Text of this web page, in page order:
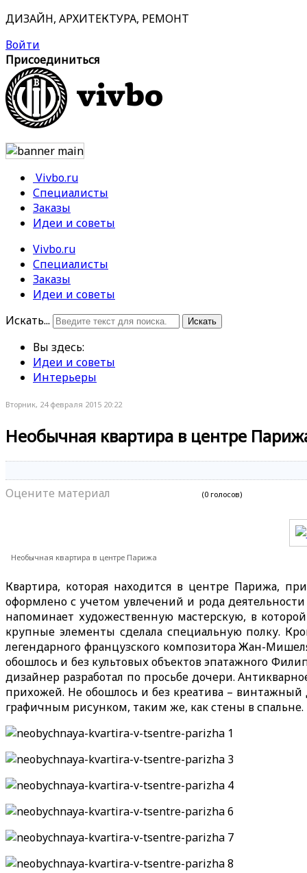
ДИЗАЙН, АРХИТЕКТУРА, РЕМОНТ
Войти
Присоединиться
Vivbo.ru
Специалисты
Заказы
Идеи и советы
Vivbo.ru
Специалисты
Заказы
Идеи и советы
Искать...
Искать
Вы здесь:
Идеи и советы
Интерьеры
Вторник, 24 февраля 2015 20:22
Необычная квартира в центре
Оцените материал (0 голосов)
Необычная квартира в центре Парижа
Квартира, которая находится в центре Парижа,
оформлено с учетом увлечений и рода
напоминает художественную мастерскую, в
крупные элементы сделала специальную полку.
легендарного французского композитора Жан-
обошлось и без культовых объектов эпатажного
дизайнер разработал по просьбе дочери.
прихожей. Не обошлось и без креатива –
графичным рисунком, таким же, как стены в спальне.